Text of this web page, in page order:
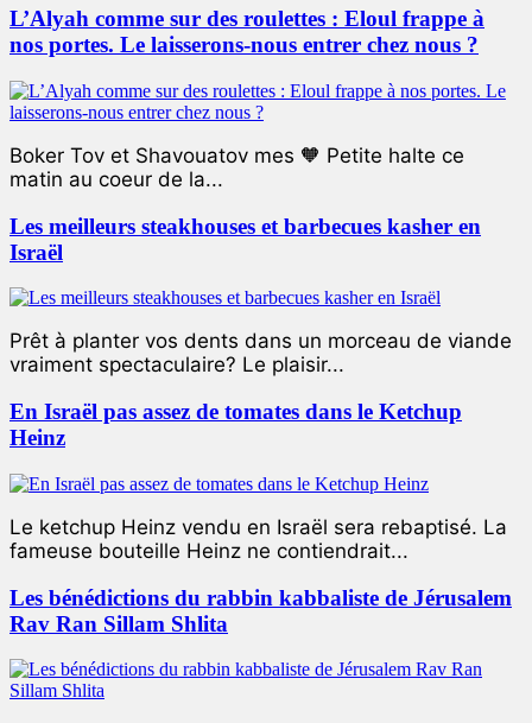
L’Alyah comme sur des roulettes : Eloul frappe à
nos portes. Le laisserons-nous entrer chez nous ?
Boker Tov et Shavouatov mes 🧡 Petite halte ce
matin au coeur de la...
Les meilleurs steakhouses et barbecues kasher en
Israël
Prêt à planter vos dents dans un morceau de viande
vraiment spectaculaire? Le plaisir...
En Israël pas assez de tomates dans le Ketchup
Heinz
Le ketchup Heinz vendu en Israël sera rebaptisé. La
fameuse bouteille Heinz ne contiendrait...
Les bénédictions du rabbin kabbaliste de Jérusalem
Rav Ran Sillam Shlita